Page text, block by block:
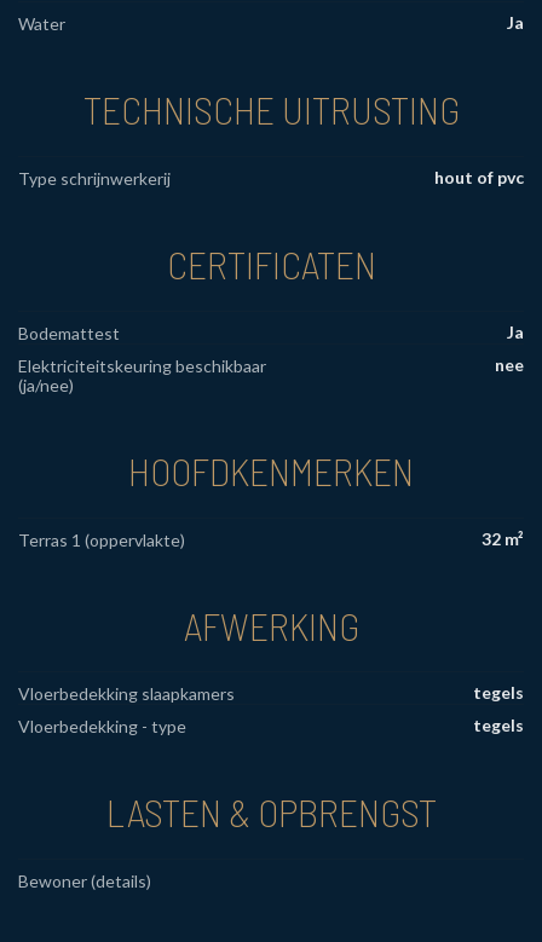
Water
Ja
TECHNISCHE UITRUSTING
Type schrijnwerkerij hout of pvc
CERTIFICATEN
Bodemattest
Ja
Elektriciteitskeuring beschikbaar
(ja/nee)
nee
HOOFDKENMERKEN
Terras 1 (oppervlakte) 32 m²
AFWERKING
Vloerbedekking slaapkamers
tegels
Vloerbedekking - type
tegels
LASTEN & OPBRENGST
Bewoner (details)